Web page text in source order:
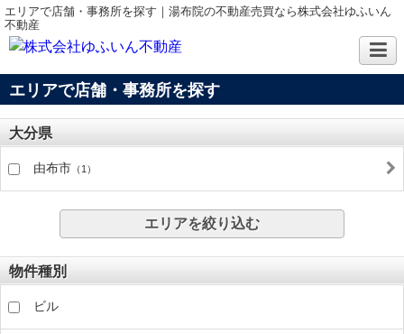
エリアで店舗・事務所を探す｜湯布院の不動産売買なら株式会社ゆふいん
不動産
エリアで店舗・事務所を探す
大分県
由布市 （1）
エリアを絞り込む
物件種別
ビル